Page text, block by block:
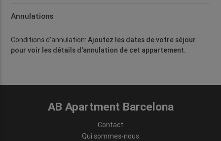
Annulations
Conditions d'annulation:Ajoutez les dates de votre séjour
pour voir les détails d'annulation de cet appartement.
AB Apartment Barcelona
Contact
Qui sommes-nous